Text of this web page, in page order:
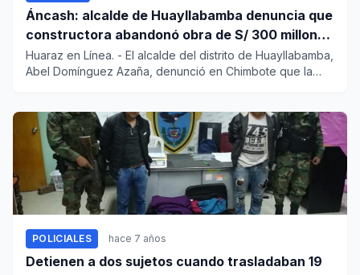
Áncash: alcalde de Huayllabamba denuncia que
constructora abandonó obra de S/ 300 millones
hace tres años
Huaraz en Línea. - El alcalde del distrito de Huayllabamba,
Abel Domínguez Azaña, denunció en Chimbote que la
POLICIALES hace 7 años
Detienen a dos sujetos cuando trasladaban 19